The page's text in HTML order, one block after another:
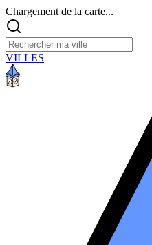
Chargement de la carte...
VILLES